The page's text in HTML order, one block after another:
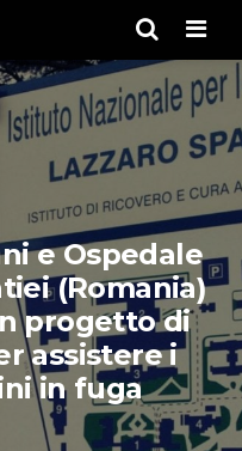
e Ospedale
(Romania)
progetto di
assistere i
in fuga